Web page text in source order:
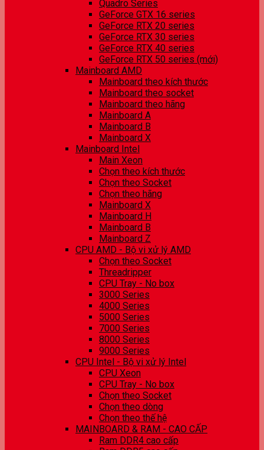
Quadro Series
GeForce GTX 16 series
GeForce RTX 20 series
GeForce RTX 30 series
GeForce RTX 40 series
GeForce RTX 50 series (mới)
Mainboard AMD
Mainboard theo kích thước
Mainboard theo socket
Mainboard theo hãng
Mainboard A
Mainboard B
Mainboard X
Mainboard Intel
Main Xeon
Chọn theo kích thước
Chọn theo Socket
Chọn theo hãng
Mainboard X
Mainboard H
Mainboard B
Mainboard Z
CPU AMD - Bộ vi xử lý AMD
Chọn theo Socket
Threadripper
CPU Tray - No box
3000 Series
4000 Series
5000 Series
7000 Series
8000 Series
9000 Series
CPU Intel - Bộ vi xử lý Intel
CPU Xeon
CPU Tray - No box
Chọn theo Socket
Chọn theo dòng
Chọn theo thế hệ
MAINBOARD & RAM - CAO CẤP
Ram DDR4 cao cấp